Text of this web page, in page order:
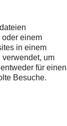
oder einem
in einem
um
für einen
Besuche.